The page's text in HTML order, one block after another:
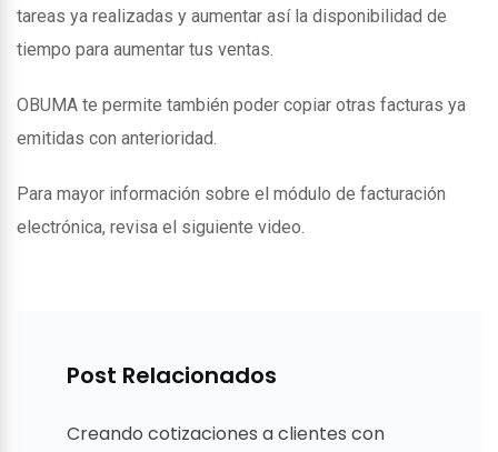
tareas ya realizadas y aumentar así la disponibilidad de
tiempo para aumentar tus ventas.
OBUMA te permite también poder copiar otras facturas ya
emitidas con anterioridad.
Para mayor información sobre el módulo de facturación
electrónica, revisa el siguiente video.
Post Relacionados
Creando cotizaciones a clientes con